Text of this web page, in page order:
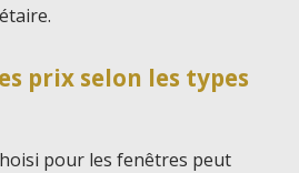
prix selon les types
pour les fenêtres peut